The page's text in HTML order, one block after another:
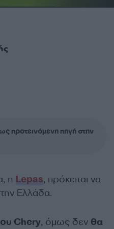
προτεινόμενη πηγή στην
η Lepas, πρόκειται να
Ελλάδα.
Chery, όμως δεν θα